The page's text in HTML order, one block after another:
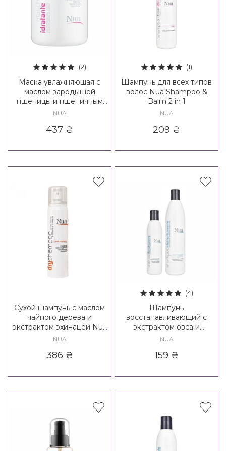
(2)
Маска увлажняющая с
маслом зародышей
пшеницы и пшеничным
протеином Nua Idratante
NUA
437 ₴
(1)
Шампунь для всех типов
волос Nua Shampoo &
Balm 2 in 1
NUA
209 ₴
Сухой шампунь с маслом
чайного дерева и
экстрактом эхинацеи Nua
Dry Shampoo
NUA
386 ₴
(4)
Шампунь
восстанавливающий с
экстрактом овса и
семенами льна Nua
NUA
159 ₴